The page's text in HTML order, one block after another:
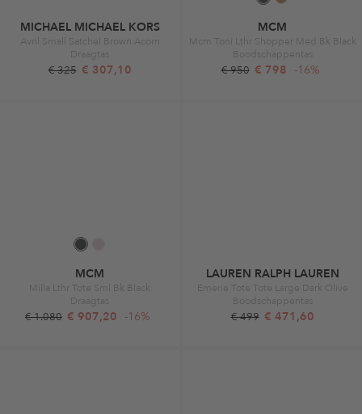
MICHAEL MICHAEL KORS
Avril Small Satchel Brown Acorn
Draagtas
€ 325 € 307,10
MCM
Mcm Toni Lthr Shopper Med Bk Black
Boodschappentas
€ 950 € 798 -16%
MCM
Milla Lthr Tote Sml Bk Black
Draagtas
€ 1.080 € 907,20 -16%
LAUREN RALPH LAUREN
Emerie Tote Tote Large Dark Olive
Boodschappentas
€ 499 € 471,60